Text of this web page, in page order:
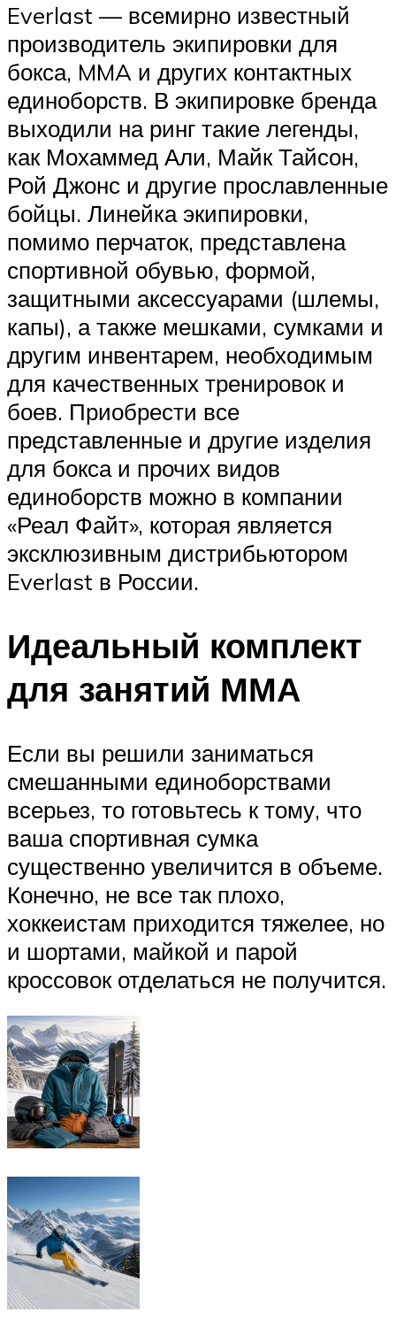
Everlast — всемирно известный
производитель экипировки для
бокса, MMA и других контактных
единоборств. В экипировке бренда
выходили на ринг такие легенды,
как Мохаммед Али, Майк Тайсон,
Рой Джонс и другие прославленные
бойцы. Линейка экипировки,
помимо перчаток, представлена
спортивной обувью, формой,
защитными аксессуарами (шлемы,
капы), а также мешками, сумками и
другим инвентарем, необходимым
для качественных тренировок и
боев. Приобрести все
представленные и другие изделия
для бокса и прочих видов
единоборств можно в компании
«Реал Файт», которая является
эксклюзивным дистрибьютором
Everlast в России.
Идеальный комплект
для занятий ММА
Если вы решили заниматься
смешанными единоборствами
всерьез, то готовьтесь к тому, что
ваша спортивная сумка
существенно увеличится в объеме.
Конечно, не все так плохо,
хоккеистам приходится тяжелее, но
и шортами, майкой и парой
кроссовок отделаться не получится.